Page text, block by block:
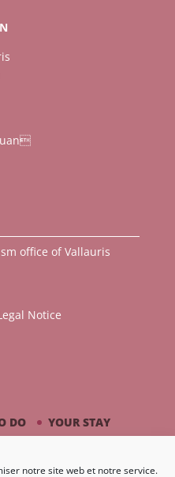
notre site web et notre service.
office of Vallauris
Notice
DO
YOUR STAY